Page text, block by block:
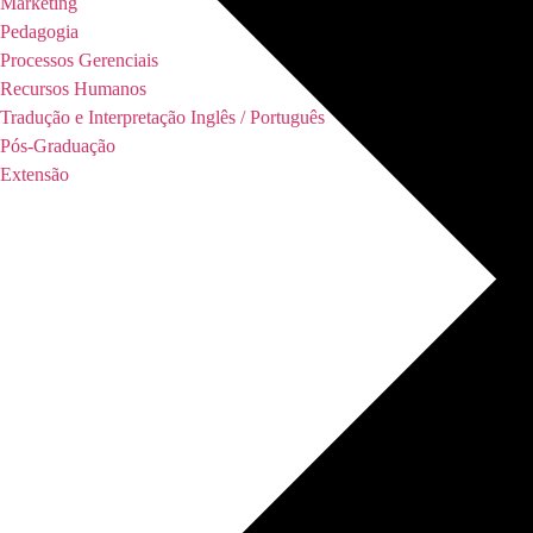
Pedagogia
Processos Gerenciais
Recursos Humanos
Tradução e Interpretação Inglês / Português
Pós-Graduação
Extensão